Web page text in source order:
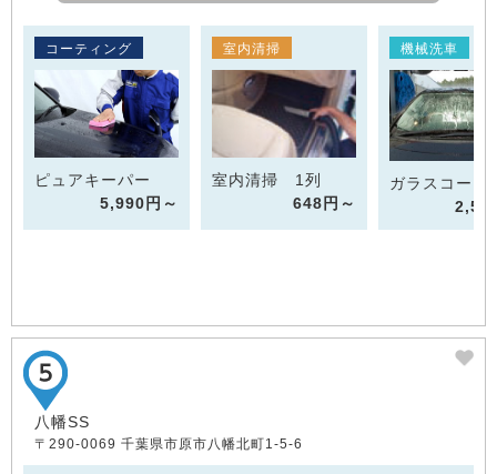
コーティング
ピュアキーパー
5,990円～
室内清掃
室内清掃 1列
648円～
機械洗車
ガラスコート
八幡SS
〒290-0069 千葉県市原市八幡北町1-5-6